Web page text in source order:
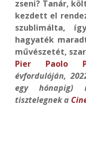
zseni? Tanár,
kezdett el
szublimálta,
hagyaték
művészetét,
Pier Paolo
évfordulóján,
egy hónapig)
tisztelegnek a